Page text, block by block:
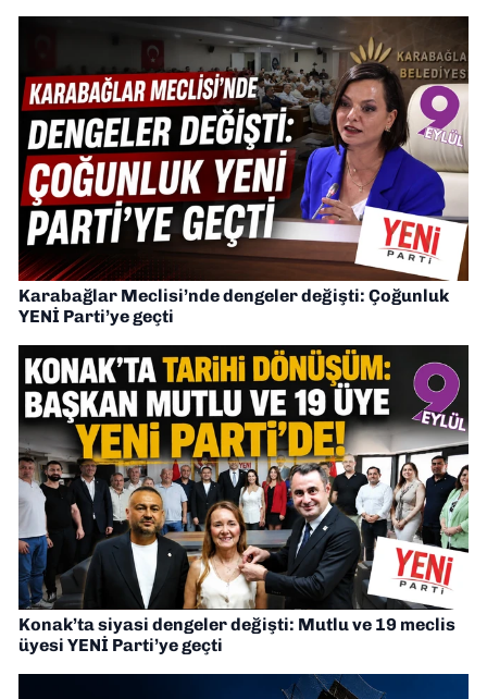
Karabağlar Meclisi’nde dengeler değişti: Çoğunluk
YENİ Parti’ye geçti
Konak’ta siyasi dengeler değişti: Mutlu ve 19 meclis
üyesi YENİ Parti’ye geçti